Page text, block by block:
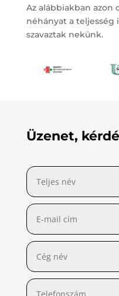
Az alábbiakban
néhányat a teljesség
szavaztak nekünk.
Üzenet,